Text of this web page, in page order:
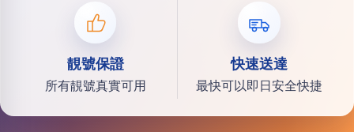
靚號保證
所有靚號真實可用
快速送達
最快可以即日安全快捷